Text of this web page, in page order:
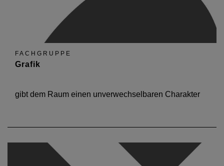
FACHGRUPPE
Grafik
gibt dem Raum einen unverwechselbaren Charakter